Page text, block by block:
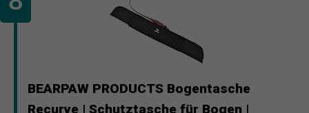
BEARPAW PRODUCTS Bogentasche
Recurve | Schutztasche für Bogen |